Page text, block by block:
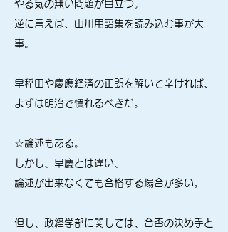
やる気の無い問題が目立つ。
逆に言えば、山川用語集を読み込む事が大
事。
早稲田や慶應経済の正誤を解いて辛ければ、
まずは明治で慣れるべきだ。
☆論述もある。
しかし、早慶とは違い、
論述が出来なくても合格する場合が多い。
但し、政経学部に関しては、合否の決め手と